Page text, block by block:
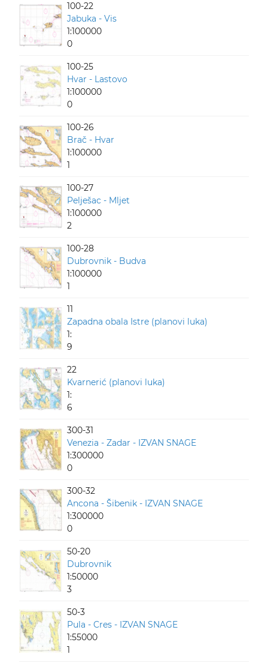
100-22
Jabuka - Vis
1:100000
0
100-25
Hvar - Lastovo
1:100000
0
100-26
Brač - Hvar
1:100000
1
100-27
Pelješac - Mljet
1:100000
2
100-28
Dubrovnik - Budva
1:100000
1
11
Zapadna obala Istre (planovi luka)
1:
9
22
Kvarnerić (planovi luka)
1:
6
300-31
Venezia - Zadar - IZVAN SNAGE
1:300000
0
300-32
Ancona - Šibenik - IZVAN SNAGE
1:300000
0
50-20
Dubrovnik
1:50000
3
50-3
Pula - Cres - IZVAN SNAGE
1:55000
1